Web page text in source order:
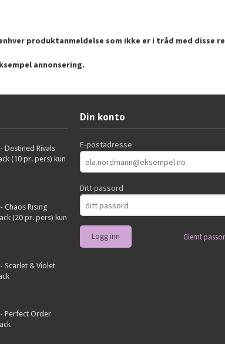
produktanmeldelse som ikke er i tråd med disse
annonsering.
Destined Rivals
(10 pr. pers) kun
Chaos Rising
(20 pr. pers) kun
Scarlet & Violet
Perfect Order
Din konto
E-postadresse
Ditt passord
Glemt